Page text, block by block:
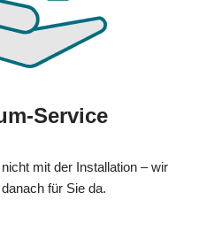
Service
mit der Installation – wir
für Sie da.